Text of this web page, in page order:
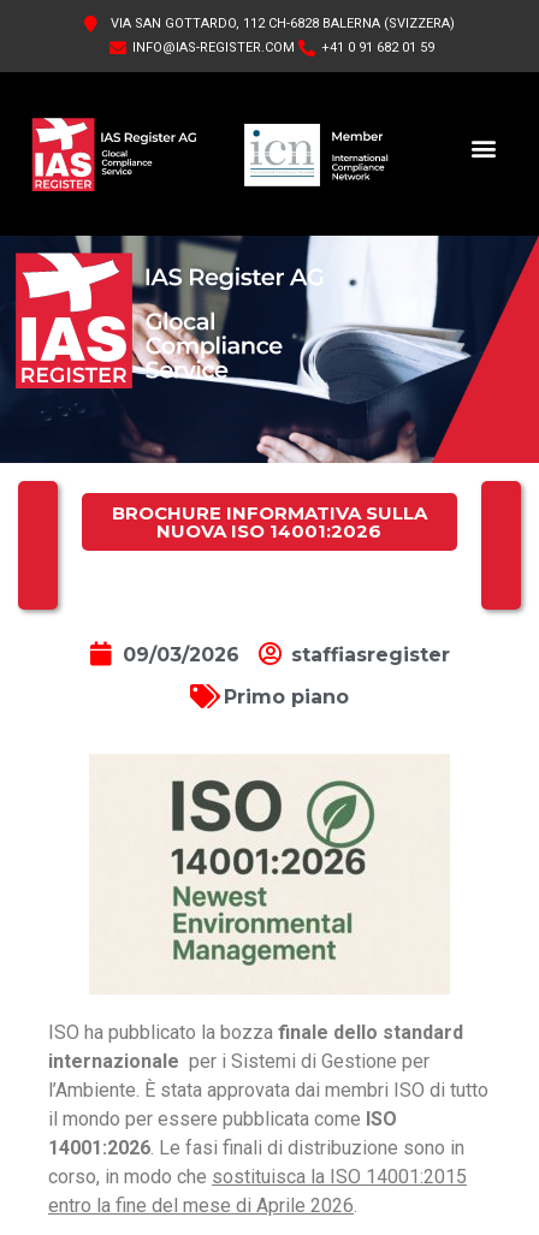
VIA SAN GOTTARDO, 112 CH-6828 BALERNA (SVIZZERA)
INFO@IAS-REGISTER.COM
+41 0 91 682 01 59
BROCHURE INFORMATIVA SULLA
NUOVA ISO 14001:2026
09/03/2026
staffiasregister
Primo piano
ISO ha pubblicato la bozza finale dello standard
internazionale per i Sistemi di Gestione per
l’Ambiente. È stata approvata dai membri ISO di tutto
il mondo per essere pubblicata come ISO
14001:2026 . Le fasi finali di distribuzione sono in
corso, in modo che sostituisca la ISO 14001:2015
entro la fine del mese di Aprile 2026